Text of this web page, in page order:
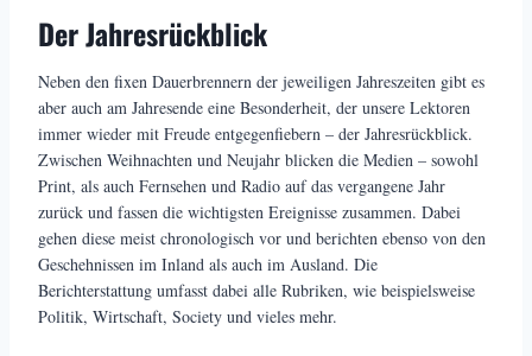
Der Jahresrückblick
Neben den fixen Dauerbrennern der jeweiligen Jahreszeiten gibt es
aber auch am Jahresende eine Besonderheit, der unsere Lektoren
immer wieder mit Freude entgegenfiebern – der Jahresrückblick.
Zwischen Weihnachten und Neujahr blicken die Medien – sowohl
Print, als auch Fernsehen und Radio auf das vergangene Jahr
zurück und fassen die wichtigsten Ereignisse zusammen. Dabei
gehen diese meist chronologisch vor und berichten ebenso von den
Geschehnissen im Inland als auch im Ausland. Die
Berichterstattung umfasst dabei alle Rubriken, wie beispielsweise
Politik, Wirtschaft, Society und vieles mehr.